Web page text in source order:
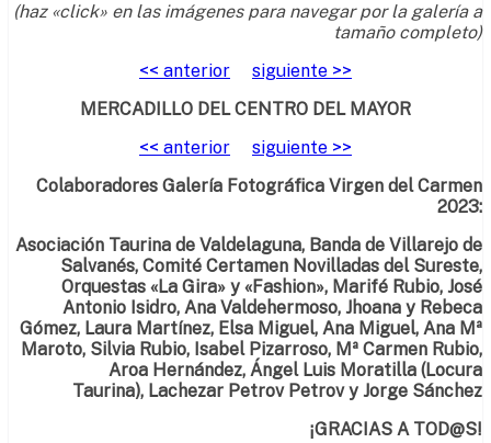
(haz «click» en las imágenes para navegar por la galería a
tamaño completo)
<< anterior
siguiente >>
MERCADILLO DEL CENTRO DEL MAYOR
<< anterior
siguiente >>
Colaboradores Galería Fotográfica Virgen del Carmen
2023:
Asociación Taurina de Valdelaguna, Banda de Villarejo de
Salvanés, Comité Certamen Novilladas del Sureste,
Orquestas «La Gira» y «Fashion», Marifé Rubio, José
Antonio Isidro, Ana Valdehermoso, Jhoana y Rebeca
Gómez, Laura Martínez, Elsa Miguel, Ana Miguel, Ana Mª
Maroto, Silvia Rubio, Isabel Pizarroso, Mª Carmen Rubio,
Aroa Hernández, Ángel Luis Moratilla (Locura
Taurina), Lachezar Petrov Petrovy Jorge Sánchez
¡GRACIAS A TOD@S!